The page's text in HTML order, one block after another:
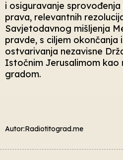
i osiguravanje
prava, relevantnih
Savjetodavnog mišljenja
pravde, s ciljem okončanja
ostvarivanja nezavisne
Istočnim Jerusalimom kao
gradom.
Autor:Radiotitograd.me